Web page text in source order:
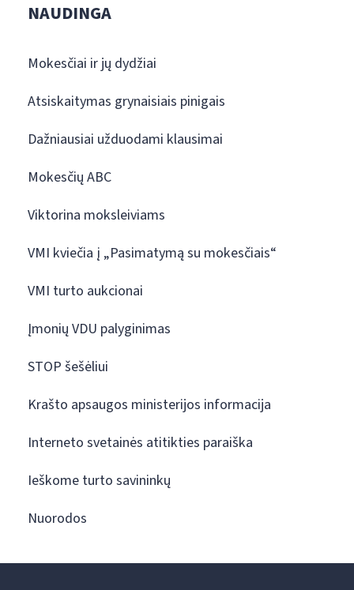
NAUDINGA
Mokesčiai ir jų dydžiai
Atsiskaitymas grynaisiais pinigais
Dažniausiai užduodami klausimai
Mokesčių ABC
Viktorina moksleiviams
VMI kviečia į „Pasimatymą su mokesčiais“
VMI turto aukcionai
Įmonių VDU palyginimas
STOP šešėliui
Krašto apsaugos ministerijos informacija
Interneto svetainės atitikties paraiška
Ieškome turto savininkų
Nuorodos